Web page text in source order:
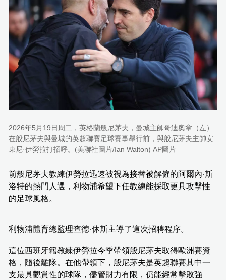
2026年5月19日周二，英格蘭般尼茅夫，曼城主帥哥迪奧拿（左）
在般尼茅夫與曼城的英超聯賽足球賽事舉行前，與般尼茅夫主帥安
東尼·伊勞拉打招呼。(美聯社圖片/Ian Walton) AP圖片
前般尼茅夫教練伊勞拉迅速被視為接替被解僱的阿爾內·斯
洛特的熱門人選，利物浦希望下任教練能採取更具攻擊性
的足球風格。
利物浦體育總監理查德·休斯主導了這次招聘程序。
這位西班牙籍教練伊勞拉今季帶領般尼茅夫取得歐洲賽資
格，隨後離隊。在他帶領下，般尼茅夫是英超聯賽其中一
支最具觀賞性的球隊，儘管財力有限，仍能經常擊敗強